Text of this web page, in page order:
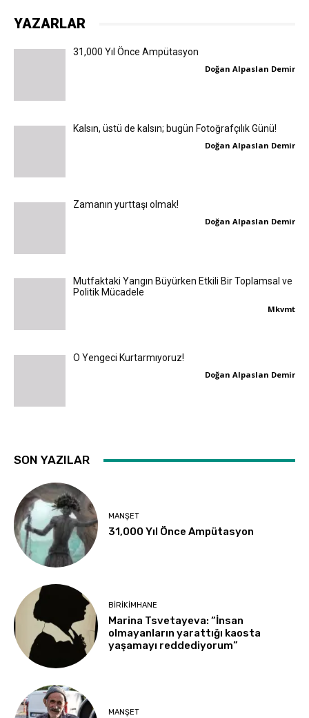
YAZARLAR
31,000 Yıl Önce Ampütasyon
Doğan Alpaslan Demir
Kalsın, üstü de kalsın; bugün Fotoğrafçılık Günü!
Doğan Alpaslan Demir
Zamanın yurttaşı olmak!
Doğan Alpaslan Demir
Mutfaktaki Yangın Büyürken Etkili Bir Toplamsal ve
Politik Mücadele
Mkvmt
O Yengeci Kurtarmıyoruz!
Doğan Alpaslan Demir
SON YAZILAR
MANŞET
31,000 Yıl Önce Ampütasyon
BIRIKIMHANE
Marina Tsvetayeva: “İnsan
olmayanların yarattığı kaosta
yaşamayı reddediyorum”
MANŞET